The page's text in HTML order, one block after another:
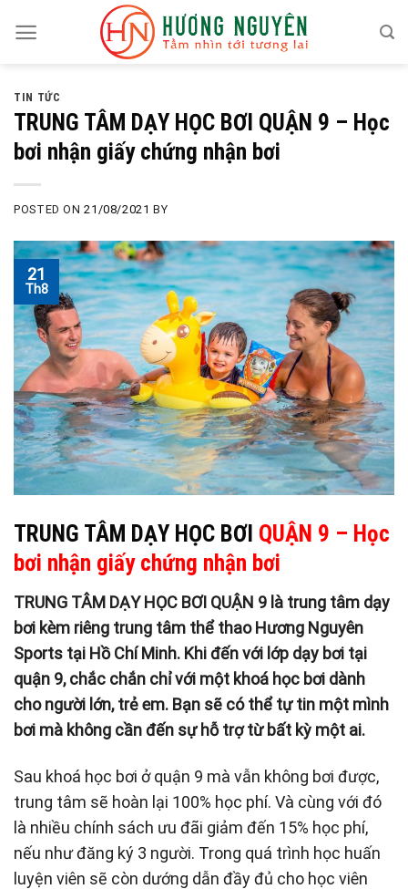
TIN TỨC
TRUNG TÂM DẠY HỌC BƠI QUẬN 9 – Học
bơi nhận giấy chứng nhận bơi
POSTED ON21/08/2021 BY
21
Th8
TRUNG TÂM DẠY HỌC BƠI QUẬN 9 – Học
bơi nhận giấy chứng nhận bơi
TRUNG TÂM DẠY HỌC BƠI QUẬN 9 là trung tâm dạy
bơi kèm riêng trung tâm thể thao Hương Nguyên
Sports tại Hồ Chí Minh. Khi đến với lớp dạy bơi tại
quận 9, chắc chắn chỉ với một khoá học bơi dành
cho người lớn, trẻ em. Bạn sẽ có thể tự tin một mình
bơi mà không cần đến sự hỗ trợ từ bất kỳ một ai.
Sau khoá học bơi ở quận 9 mà vẫn không bơi được,
trung tâm sẽ hoàn lại 100% học phí. Và cùng với đó
là nhiều chính sách ưu đãi giảm đến 15% học phí,
nếu như đăng ký 3 người. Trong quá trình học huấn
luyện viên sẽ còn dướng dẫn đầy đủ cho học viên